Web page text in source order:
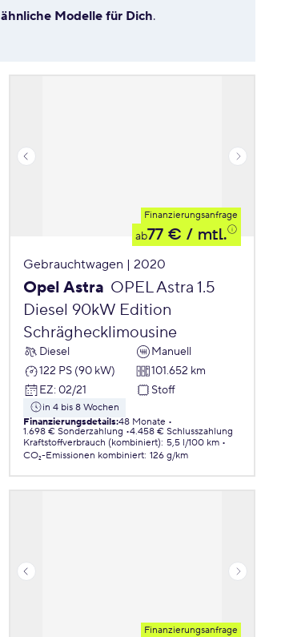
Modelle für Dich.
Finanzierungsanfrage
ab77 € / mtl.
Gebrauchtwagen | 2020
Opel Astra OPEL Astra 1.5
Diesel 90kW Edition
Schräghecklimousine
Diesel
Manuell
122 PS (90 kW)
101.652 km
EZ: 02/21 Stoff
in 4 bis 8 Wochen
Finanzierungsdetails:48 Monate
1.698 € Sonderzahlung 4.458 € Schlusszahlung
Kraftstoffverbrauch (kombiniert): 5,5 l/100 km
CO₂-Emissionen kombiniert: 126 g/km
Finanzierungsanfrage